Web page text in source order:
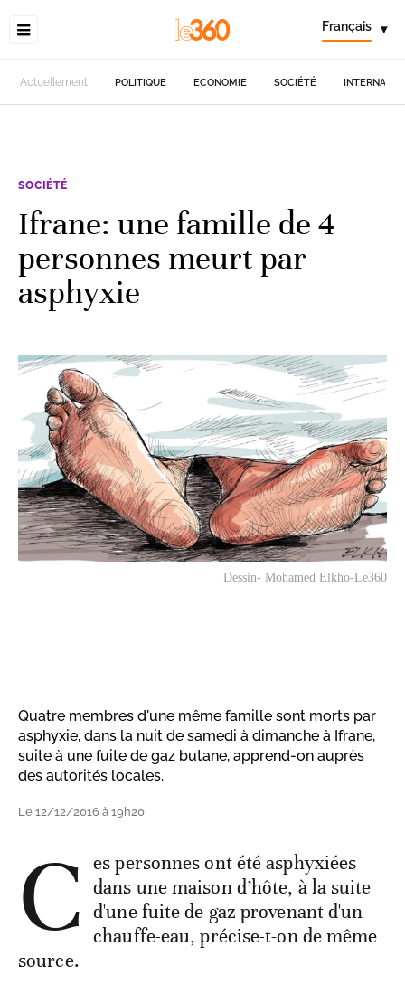
Français ▾
Actuellement POLITIQUE ECONOMIE SOCIÉTÉ
SOCIÉTÉ
Ifrane: une famille de 4
personnes meurt par
asphyxie
Dessin- Mohamed Elkho-Le360
Quatre membres d'une même famille sont morts par
asphyxie, dans la nuit de samedi à dimanche à Ifrane,
suite à une fuite de gaz butane, apprend-on auprès
des autorités locales.
Le 12/12/2016 à 19h20
C es personnes ont été asphyxiées
dans une maison d’hôte, à la suite
d'une fuite de gaz provenant d'un
chauffe-eau, précise-t-on de même
source.